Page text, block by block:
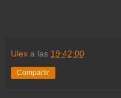
Ulex a las 19:42:00
Compartir